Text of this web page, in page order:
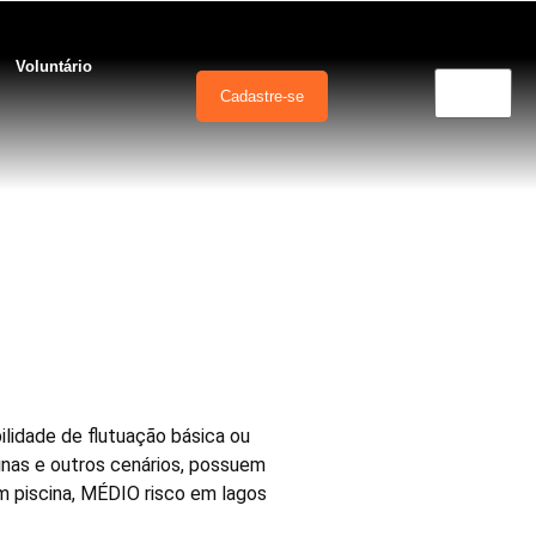
Voluntário
Cadastre-se
de flutuação básica ou
e outros cenários, possuem
MÉDIO risco em lagos